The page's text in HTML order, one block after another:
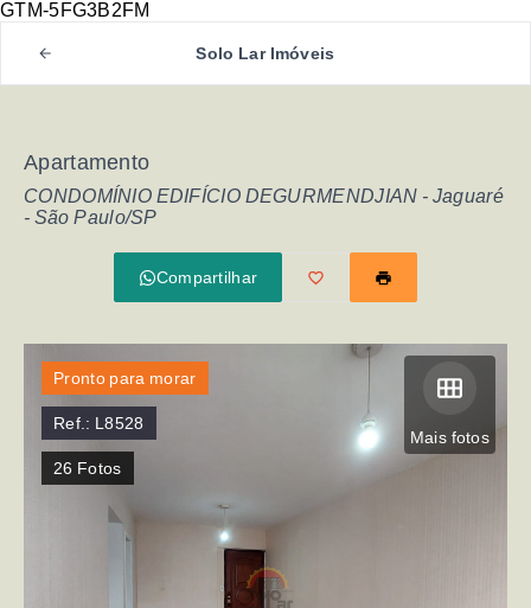
GTM-5FG3B2FM
Solo Lar Imóveis
Apartamento
CONDOMÍNIO EDIFÍCIO DEGURMENDJIAN - Jaguaré
- São Paulo/SP
Compartilhar
Mais fotos
Pronto para morar
Ref.: L8528
26 Fotos